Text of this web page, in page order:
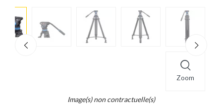
Zoom
Image(s) non contractuelle(s)